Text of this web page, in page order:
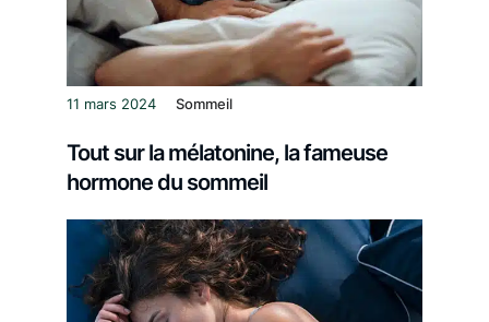
11 mars 2024 Sommeil
Tout sur la mélatonine, la fameuse
hormone du sommeil